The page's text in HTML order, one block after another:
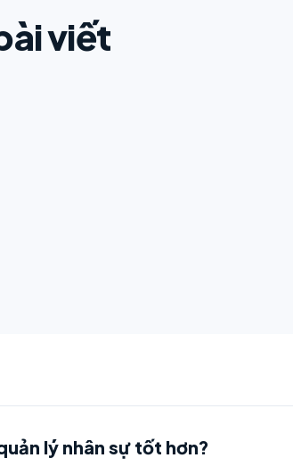
viết
lý nhân sự tốt hơn?